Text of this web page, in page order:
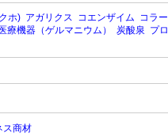
ホ) アガリクス コエンザイム コラー
医療機器（ゲルマニウム） 炭酸泉 プロ
ス商材